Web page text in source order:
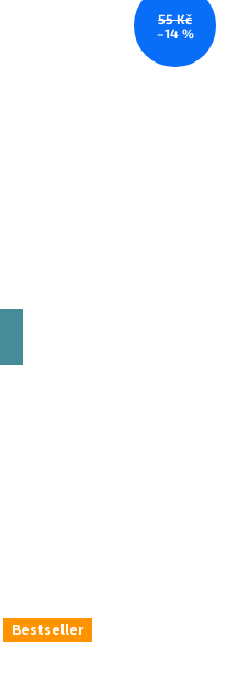
55 Kč
–14 %
Bestseller